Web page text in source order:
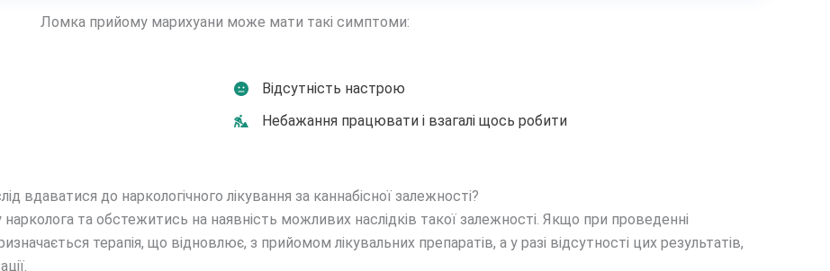
Ломка прийому марихуани може мати такі симптоми:
Відсутність настрою
Небажання працювати і взагалі щось робити
вдаватися до наркологічного лікування за каннабісної залежності?
та обстежитись на наявність можливих наслідків такої залежності. Якщо при проведенні
терапія, що відновлює, з прийомом лікувальних препаратів, а у разі відсутності цих результатів,